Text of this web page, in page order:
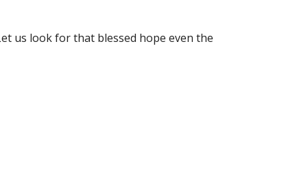
us look for that blessed hope even the